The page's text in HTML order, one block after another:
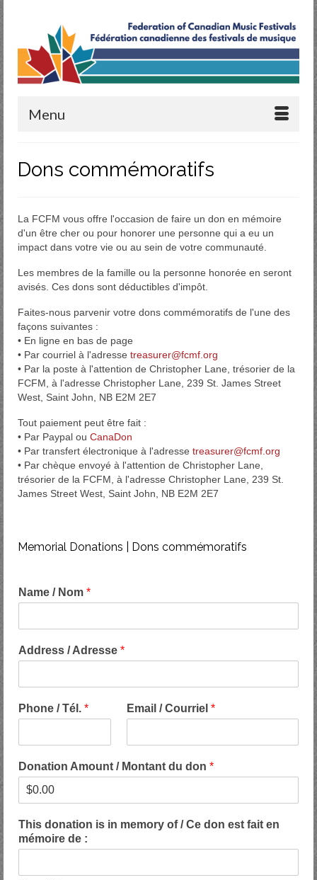
Menu
Dons commémoratifs
La FCFM vous offre l'occasion de faire un don en mémoire
d'un être cher ou pour honorer une personne qui a eu un
impact dans votre vie ou au sein de votre communauté.
Les membres de la famille ou la personne honorée en seront
avisés. Ces dons sont déductibles d'impôt.
Faites-nous parvenir votre dons commémoratifs de l'une des
façons suivantes :
• En ligne en bas de page
• Par courriel à l'adresse treasurer@fcmf.org
• Par la poste à l'attention de Christopher Lane, trésorier de la
FCFM, à l'adresse Christopher Lane, 239 St. James Street
West, Saint John, NB E2M 2E7
Tout paiement peut être fait :
• Par Paypal ou CanaDon
• Par transfert électronique à l'adresse treasurer@fcmf.org
• Par chèque envoyé à l'attention de Christopher Lane,
trésorier de la FCFM, à l'adresse Christopher Lane, 239 St.
James Street West, Saint John, NB E2M 2E7
Memorial Donations | Dons commémoratifs
Name / Nom *
Address / Adresse *
Phone / Tél. * Email / Courriel *
Donation Amount / Montant du don *
This donation is in memory of / Ce don est fait en
mémoire de :